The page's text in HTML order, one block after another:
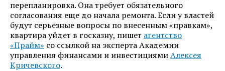
перепланировка. Она требует обязательного
согласования еще до начала ремонта. Если у властей
будут серьезные вопросы по внесенным «правкам»,
квартира уйдет в госказну, пишет агентство
«Прайм» со ссылкой на эксперта Академии
управления финансами и инвестициямиАлексея
Кричевского.